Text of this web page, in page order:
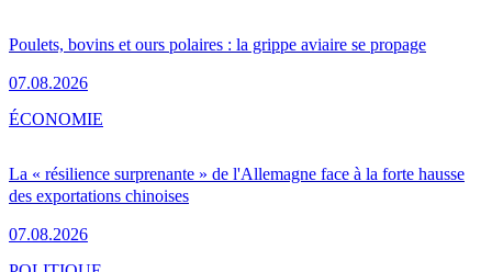
Poulets, bovins et ours polaires : la grippe aviaire se propage
07.08.2026
La « résilience surprenante » de l'Allemagne face à la forte hausse
des exportations chinoises
07.08.2026
ÉCONOMIE